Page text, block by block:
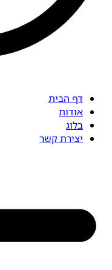
דף הבית
אודות
בלוג
יצירת קשר